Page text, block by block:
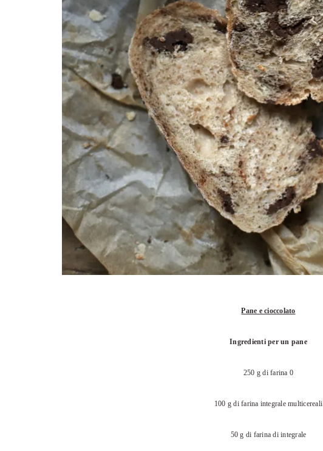
Pane e cioccolato
Ingredienti per un pane
250 g di farina 0
100 g di farina integrale multicereali
50 g di farina di integrale